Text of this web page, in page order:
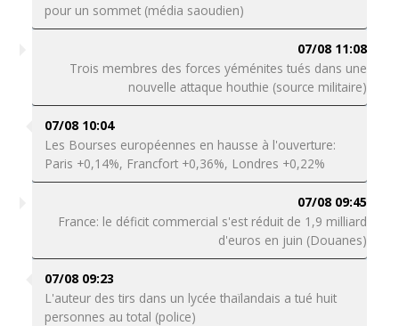
pour un sommet (média saoudien)
07/08 11:08
Trois membres des forces yéménites tués dans une
nouvelle attaque houthie (source militaire)
07/08 10:04
Les Bourses européennes en hausse à l'ouverture:
Paris +0,14%, Francfort +0,36%, Londres +0,22%
07/08 09:45
France: le déficit commercial s'est réduit de 1,9 milliard
d'euros en juin (Douanes)
07/08 09:23
L'auteur des tirs dans un lycée thaïlandais a tué huit
personnes au total (police)